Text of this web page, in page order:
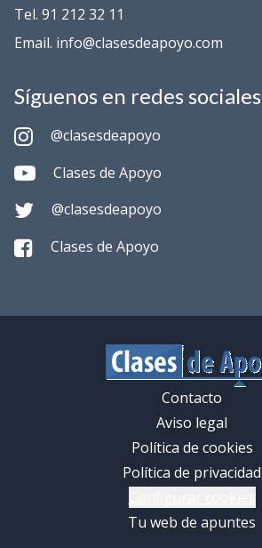
Tel. 91 212 32 11
Email. info@clasesdeapoyo.com
Síguenos en redes sociales
@clasesdeapoyo
Clases de Apoyo
@clasesdeapoyo
Clases de Apoyo
Contacto
Aviso legal
Política de cookies
Política de privacidad
Tu web de apuntes